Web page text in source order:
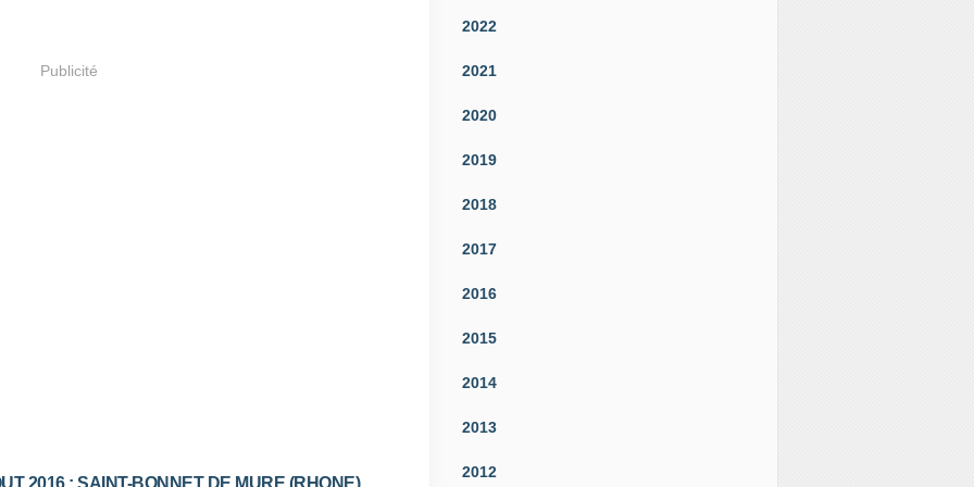
Publicité
2016 : SAINT-BONNET DE MURE (RHONE)
2022
2021
2020
2019
2018
2017
2016
2015
2014
2013
2012